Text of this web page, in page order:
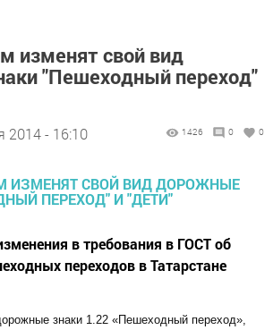
изменят свой вид
"Пешеходный переход"
2014 - 16:10 1426 0 0
в требования в ГОСТ об
переходов в Татарстане
знаки 1.22 «Пешеходный переход»,